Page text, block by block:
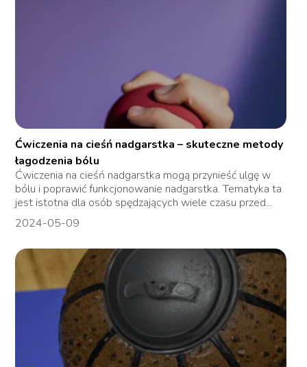
Ćwiczenia na cieśń nadgarstka – skuteczne metody
łagodzenia bólu
Ćwiczenia na cieśń nadgarstka mogą przynieść ulgę w
bólu i poprawić funkcjonowanie nadgarstka. Tematyka ta
jest istotna dla osób spędzających wiele czasu przed...
2024-05-09